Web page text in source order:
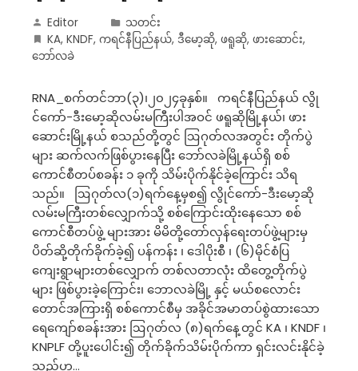
Editor
သတင်း
KA, KNDF, ကရင်နီပြည်နယ်, ဒီမော့ဆို, ဖရူဆို, ဖားဆောင်း,
ဘော်လခဲ
RNA_စက်တင်ဘာ(၃)၊၂၀၂၄ခုနှစ်။ ကရင်နီပြည်နယ် လွို
င်ကော်-ဒီးမော့ဆိုလမ်းမကြီးပါအဝင် ဖရူဆိုမြို့နယ်၊ ဖား
ဆောင်းမြို့နယ် စသည်တို့တွင် ဩဂုတ်လအတွင်း တိုက်ပွဲ
များ ဆက်လက်ဖြစ်ပွားနေပြီး ဘော်လခဲမြို့နယ်ရှိ စစ်
ကောင်စီတပ်စခန်း ၁ ခုကို သိမ်းပိုက်နိုင်ခဲ့ကြောင်း သိရ
သည်။ ဩဂုတ်လ(၁)ရက်နေ့မှစ၍ လွိုင်ကော်-ဒီးမော့ဆို
လမ်းမကြီးတစ်လျှောက်သို့ စစ်ကြောင်းထိုးနေသော စစ်
ကောင်စီတပ်ဖွဲ့ များအား မိမိတို့တော်လှန်ရေးတပ်ဖွဲ့များမှ
ပိတ်ဆို့တိုက်ခိုက်ခဲ့၍ ပန်ကန်း ၊ ဒေါပိုးစီ ၊ (၆)မိုင်စံပြ
ကျေးရွာများတစ်လျှောက် တစ်လတာလုံး ထိတွေ့တိုက်ပွဲ
များ ဖြစ်ပွားခဲ့ကြောင်း၊ ဘောလခဲမြို့ နှင့် မယ်စလောင်း
တောင်အကြားရှိ စစ်ကောင်စီမှ အခိုင်အမာတပ်စွဲထားသော
ရေကျော်စခန်းအား ဩဂုတ်လ (၈)ရက်နေ့တွင် KA ၊ KNDF ၊
KNPLF တို့ပူးပေါင်း၍ တိုက်ခိုက်သိမ်းပိုက်ကာ ရှင်းလင်းနိုင်ခဲ့
သည်ဟု…